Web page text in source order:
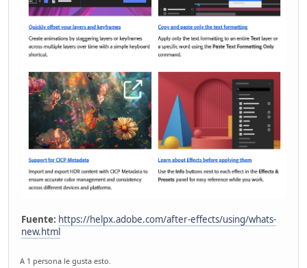
Fuente: https://helpx.adobe.com/after-effects/using/whats-
new.html
A 1 persona le gusta esto.